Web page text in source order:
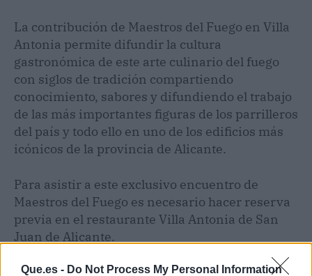
Que.es - Do Not Process My Personal Information
La contribución de Maestros del Fuego en Villa
Antonia permite difundir la cultura
gastronómica de este arte culinario del fuego
con siglos de tradición compartiendo
conocimiento, sabores y difundiendo el trabajo
de las más importantes figuras de los parrilleros
del país y todo ello en uno de los edificios más
icónicos de la provincia de Alicante.
Para asistir a este exclusivo encuentro de
Maestros del Fuego es necesario hacer reserva
previa en el restaurante Villa Antonia de San
Juan de Alicante.